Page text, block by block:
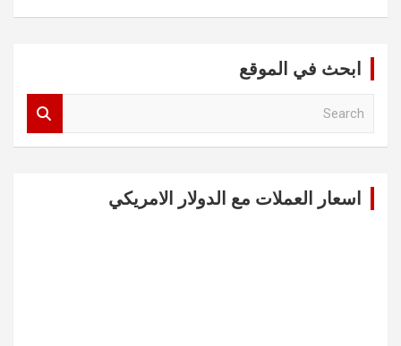
ابحث في الموقع
اسعار العملات مع الدولار الامريكي